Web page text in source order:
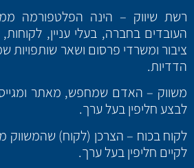
רשת שיווק – הינה הפלטפורמה
העובדים בחברה, בעלי עניין,
ציבור ומשרדי פרסום ושאר שותפויות
הדדיות.
משווק – האדם שמחפש, מאתר ומגייס
לבצע חליפין בעל ערך.
לקוח בכוח – הצרכן (לקוח) שהמשווק
לקיים חליפין בעל ערך.